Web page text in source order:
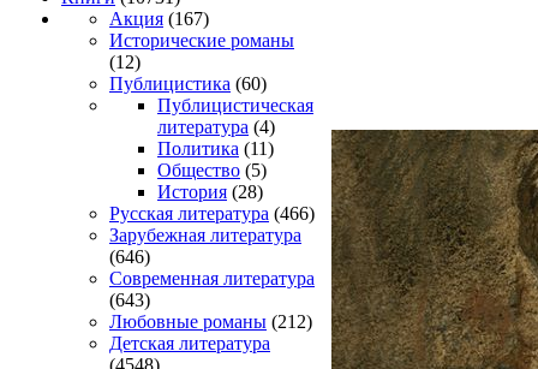
Акция (167)
Исторические романы
(12)
Публицистика (60)
Публицистическая
литература (4)
Политика (11)
Общество (5)
История (28)
Русская литература (466)
Зарубежная литература
(646)
Современная литература
(643)
Любовные романы (212)
Детская литература
(4548)